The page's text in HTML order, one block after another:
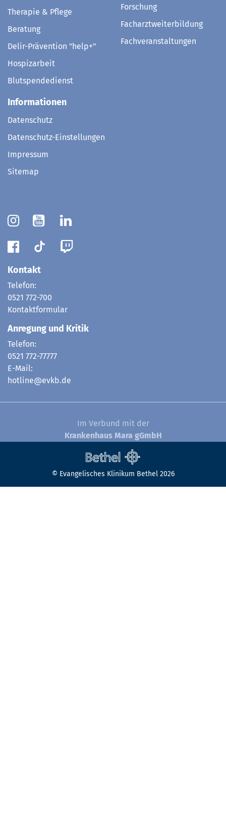
Therapie & Pflege
Beratung
Delir-Prävention "help+"
Hospizarbeit
Blutspendedienst
Forschung
Facharztweiterbildung
Fachveranstaltungen
Informationen
Datenschutz
Datenschutz-Einstellungen
Impressum
Sitemap
Kontakt
Telefon:
0521 772-700
Kontaktformular
Anregung und Kritik
Telefon:
0521 772-77777
E-Mail:
hotline@evkb.de
Im Verbund mit der
Krankenhaus Mara gGmbH
© Evangelisches Klinikum Bethel 2026